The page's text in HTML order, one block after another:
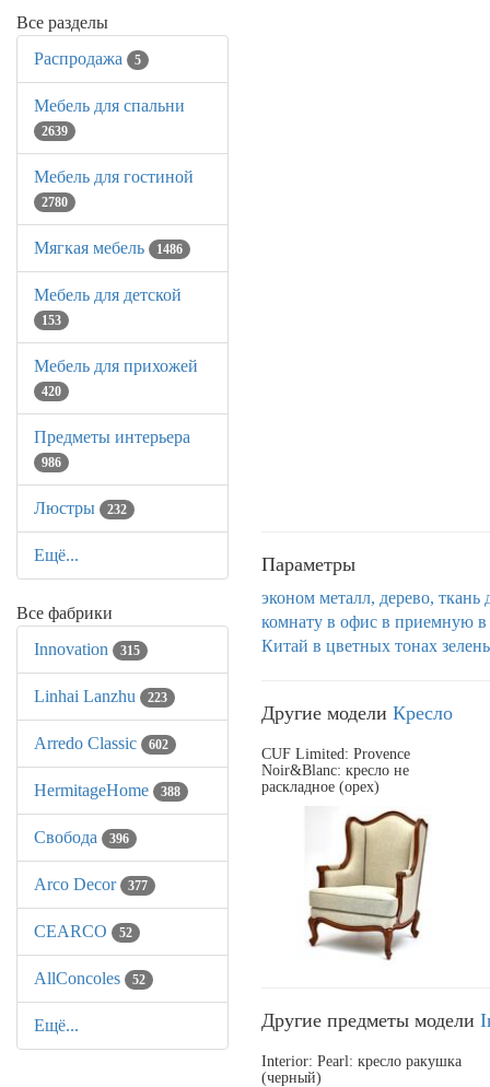
Все разделы
Распродажа
5
Мебель для спальни
2639
Мебель для гостиной
2780
Мягкая мебель 1486
Мебель для детской
153
Мебель для прихожей
420
Предметы интерьера
986
Люстры 232
Ещё...
Все фабрики
Innovation
315
Linhai Lanzhu 223
Arredo Classic 602
HermitageHome 388
Свобода 396
Arco Decor 377
CEARCO 52
AllСoncoles 52
Ещё...
Параметры
эконом металл, дерево, ткань
комнату в офис в приемную
Китай в цветных тонах
Другие модели Кресло
CUF Limited: Provence
Noir&Blanc: кресло не
раскладное (орех)
Другие предметы модели
Interior: Pearl: кресло ракушка
(черный)